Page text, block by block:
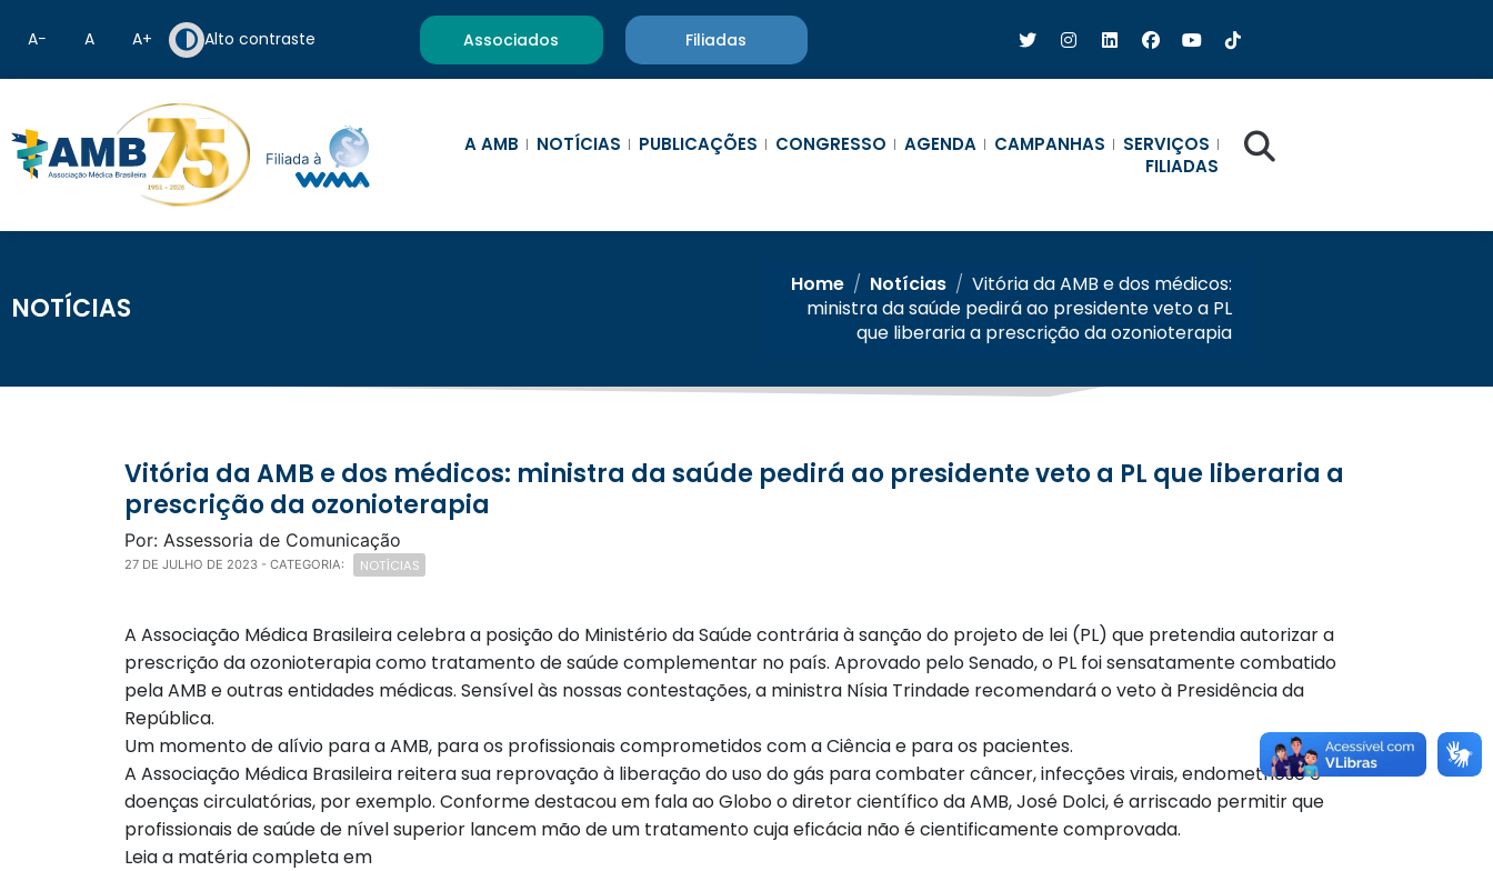
A− A A+ Alto contraste Associados Filiadas
A AMB NOTÍCIAS PUBLICAÇÕES CONGRESSO AGENDA CAMPANHAS
SERVIÇOS
FILIADAS
NOTÍCIAS
Home / Notícias / Vitória da AMB e dos médicos:
ministra da saúde pedirá ao presidente veto a PL
que liberaria a prescrição da ozonioterapia
Vitória da AMB e dos médicos: ministra da saúde pedirá ao presidente veto a PL que liberaria a
prescrição da ozonioterapia
Por: Assessoria de Comunicação
27 DE JULHO DE 2023 - CATEGORIA: NOTÍCIAS
A Associação Médica Brasileira celebra a posição do Ministério da Saúde contrária à sanção do projeto de lei (PL) que pretendia autorizar a
prescrição da ozonioterapia como tratamento de saúde complementar no país. Aprovado pelo Senado, o PL foi sensatamente combatido
pela AMB e outras entidades médicas. Sensível às nossas contestações, a ministra Nísia Trindade recomendará o veto à Presidência da
República.
Um momento de alívio para a AMB, para os profissionais comprometidos com a Ciência e para os pacientes.
A Associação Médica Brasileira reitera sua reprovação à liberação do uso do gás para combater câncer, infecções virais, endometriose e
doenças circulatórias, por exemplo. Conforme destacou em fala ao Globo o diretor científico da AMB, José Dolci, é arriscado permitir que
profissionais de saúde de nível superior lancem mão de um tratamento cuja eficácia não é cientificamente comprovada.
Leia a matéria completa em